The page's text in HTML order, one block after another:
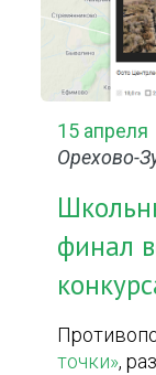
15 апреля
Орехово-
финал
точки»,